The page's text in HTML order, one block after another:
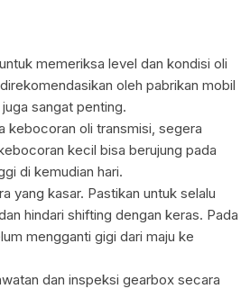
memeriksa level dan kondisi oli
oleh pabrikan mobil
sangat penting.
kebocoran oli transmisi, segera
kecil bisa berujung pada
di kemudian hari.
yang kasar. Pastikan untuk selalu
hindari shifting dengan keras. Pada
mengganti gigi dari maju ke
dan inspeksi gearbox secara